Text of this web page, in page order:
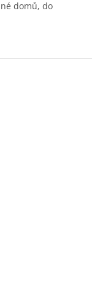
domů, do